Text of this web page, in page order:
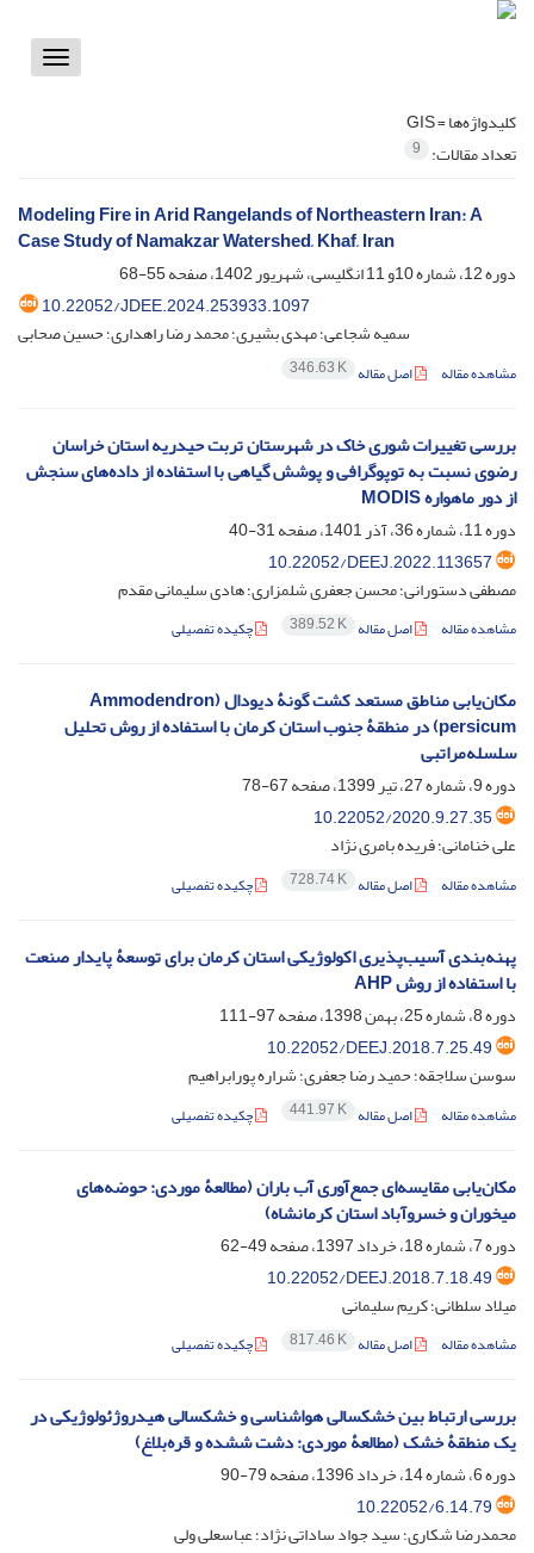
Toggle
کلیدواژه‌ها =GIS
تعداد مقالات: 9
Modeling Fire in Arid Rangelands of Northeastern Iran: A
Case Study of Namakzar Watershed, Khaf, Iran
دوره 12، شماره 10و 11 انگلیسی، شهریور 1402، صفحه
55-68
10.22052/JDEE.2024.253933.1097
سمیه شجاعی؛ مهدی بشیری؛ محمد رضا راهداری؛ حسین صحابی
مشاهده مقاله اصل مقاله 346.63 K
بررسی تغییرات شوری خاک در شهرستان تربت حیدریه استان خراسان
رضوی نسبت به توپوگرافی و پوشش گیاهی با استفاده از داده‌های سنجش
از دور ماهواره MODIS
دوره 11، شماره 36، آذر 1401، صفحه
31-40
‎10.22052/DEEJ.2022.113657
مصطفی دستورانی؛ محسن جعفری شلمزاری؛ هادی سلیمانی مقدم
مشاهده مقاله اصل مقاله 389.52 K چکیده تفصیلی
مکان‌یابی مناطق مستعد کشت گونۀ دیودال (Ammodendron
persicum) در منطقۀ جنوب استان کرمان با استفاده از روش تحلیل
سلسله‌مراتبی
دوره 9، شماره 27، تیر 1399، صفحه
67-78
10.22052/2020.9.27.35
علی خنامانی؛ فریده بامری نژاد
مشاهده مقاله اصل مقاله 728.74 K چکیده تفصیلی
پهنه‌بندی آسیب‌پذیری اکولوژیکی استان کرمان برای توسعۀ پایدار صنعت
با استفاده از روش AHP
دوره 8، شماره 25، بهمن 1398، صفحه
97-111
10.22052/DEEJ.2018.7.25.49
سوسن سلاجقه؛ حمید رضا جعفری؛ شراره پورابراهیم
مشاهده مقاله اصل مقاله 441.97 K چکیده تفصیلی
مکان‌یابی مقایسه‌ای جمع‌آوری آب باران (مطالعۀ موردی: حوضه‌های
میخوران و خسروآباد استان کرمانشاه)
دوره 7، شماره 18، خرداد 1397، صفحه
49-62
10.22052/DEEJ.2018.7.18.49
میلاد سلطانی؛ کریم سلیمانی
مشاهده مقاله اصل مقاله 817.46 K چکیده تفصیلی
بررسی ارتباط بین خشکسالی هواشناسی و خشکسالی هیدروژئولوژیکی در
یک منطقۀ خشک (مطالعۀ موردی: دشت ششده و قره‌بلاغ)
دوره 6، شماره 14، خرداد 1396، صفحه
79-90
10.22052/6.14.79
محمدرضا شکاری؛ سید جواد ساداتی نژاد؛ عباسعلی ولی